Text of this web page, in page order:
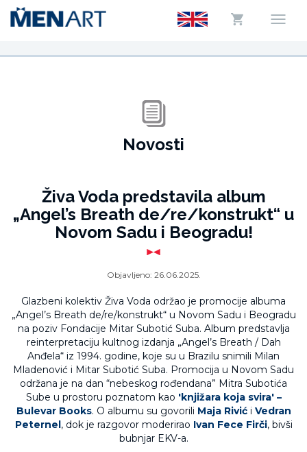
Novosti
Živa Voda predstavila album
„Angel’s Breath de/re/konstrukt“ u
Novom Sadu i Beogradu!
Objavljeno: 26.06.2025.
Glazbeni kolektiv Živa Voda održao je promocije albuma
„Angel’s Breath de/re/konstrukt“ u Novom Sadu i Beogradu
na poziv Fondacije Mitar Subotić Suba. Album predstavlja
reinterpretaciju kultnog izdanja „Angel’s Breath / Dah
Anđela“ iz 1994. godine, koje su u Brazilu snimili Milan
Mladenović i Mitar Subotić Suba. Promocija u Novom Sadu
održana je na dan “nebeskog rođendana” Mitra Subotića
Sube u prostoru poznatom kao 'knjižara koja svira' –
Bulevar Books. O albumu su govorili Maja Rivići Vedran
Peternel, dok je razgovor moderirao Ivan Fece Firči, bivši
bubnjar EKV-a.